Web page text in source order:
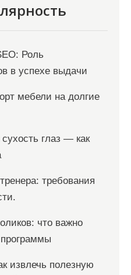
Роль
в успехе выдачи
мебели на долгие
глаз — как
требования
что важно
извлечь полезную